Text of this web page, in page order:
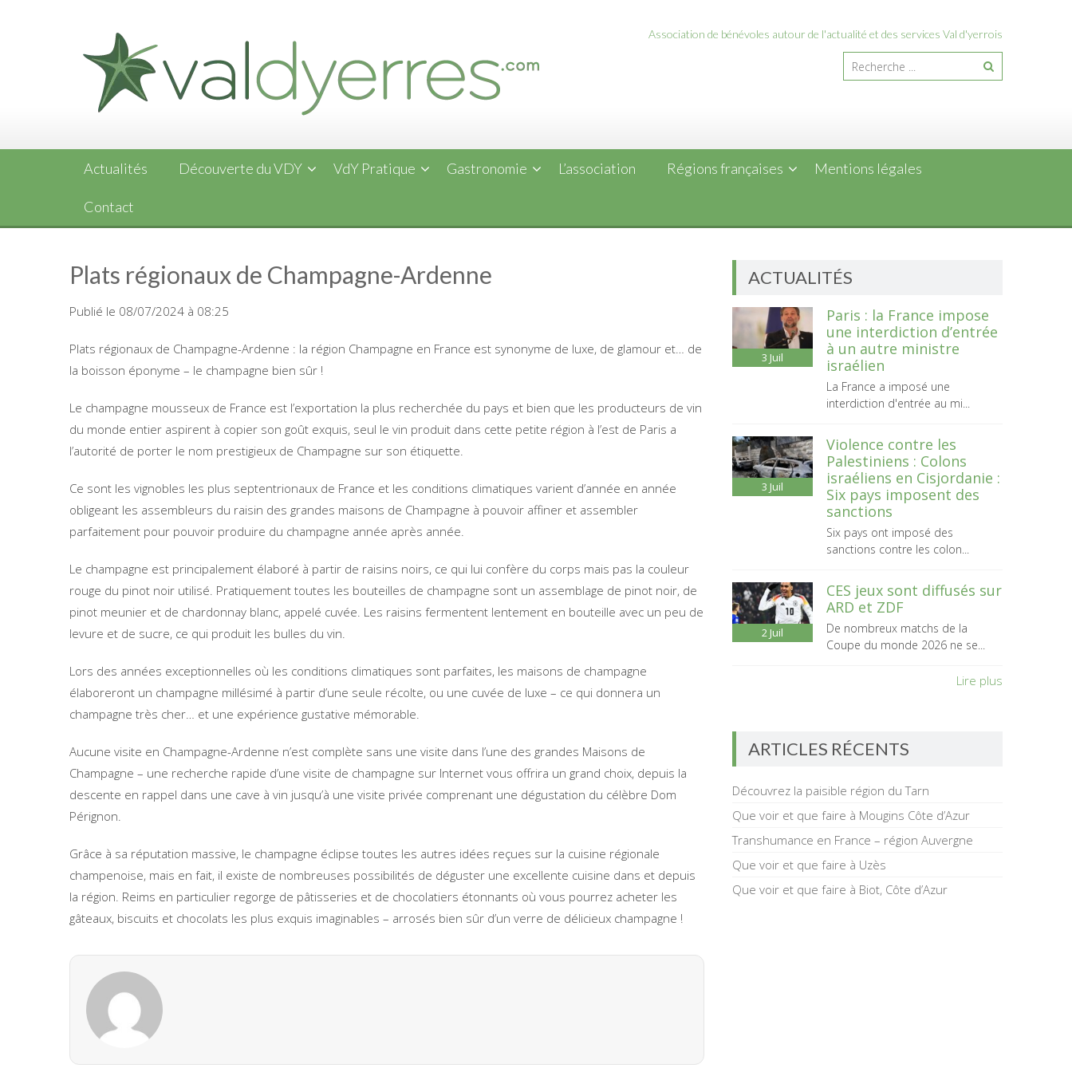
Association de bénévoles autour de l'actualité et des services Val d'yerrois
Actualités Découverte du VDY VdY Pratique Gastronomie L’association Régions françaises Mentions légales
Contact
Plats régionaux de Champagne-Ardenne
Publié le 08/07/2024 à 08:25
Plats régionaux de Champagne-Ardenne : la région Champagne en France est synonyme de luxe, de glamour et… de
la boisson éponyme – le champagne bien sûr !
Le champagne mousseux de France est l’exportation la plus recherchée du pays et bien que les producteurs de vin
du monde entier aspirent à copier son goût exquis, seul le vin produit dans cette petite région à l’est de Paris a
l’autorité de porter le nom prestigieux de Champagne sur son étiquette.
Ce sont les vignobles les plus septentrionaux de France et les conditions climatiques varient d’année en année
obligeant les assembleurs du raisin des grandes maisons de Champagne à pouvoir affiner et assembler
parfaitement pour pouvoir produire du champagne année après année.
Le champagne est principalement élaboré à partir de raisins noirs, ce qui lui confère du corps mais pas la couleur
rouge du pinot noir utilisé. Pratiquement toutes les bouteilles de champagne sont un assemblage de pinot noir, de
pinot meunier et de chardonnay blanc, appelé cuvée. Les raisins fermentent lentement en bouteille avec un peu de
levure et de sucre, ce qui produit les bulles du vin.
Lors des années exceptionnelles où les conditions climatiques sont parfaites, les maisons de champagne
élaboreront un champagne millésimé à partir d’une seule récolte, ou une cuvée de luxe – ce qui donnera un
champagne très cher… et une expérience gustative mémorable.
Aucune visite en Champagne-Ardenne n’est complète sans une visite dans l’une des grandes Maisons de
Champagne – une recherche rapide d’une visite de champagne sur Internet vous offrira un grand choix, depuis la
descente en rappel dans une cave à vin jusqu’à une visite privée comprenant une dégustation du célèbre Dom
Pérignon.
Grâce à sa réputation massive, le champagne éclipse toutes les autres idées reçues sur la cuisine régionale
champenoise, mais en fait, il existe de nombreuses possibilités de déguster une excellente cuisine dans et depuis
la région. Reims en particulier regorge de pâtisseries et de chocolatiers étonnants où vous pourrez acheter les
gâteaux, biscuits et chocolats les plus exquis imaginables – arrosés bien sûr d’un verre de délicieux champagne !
ACTUALITÉS
3 Juil
Paris : la France impose
une interdiction d’entrée
à un autre ministre
israélien
La France a imposé une
interdiction d'entrée au mi...
3 Juil
Violence contre les
Palestiniens : Colons
israéliens en Cisjordanie :
Six pays imposent des
sanctions
Six pays ont imposé des
sanctions contre les colon...
2 Juil
CES jeux sont diffusés sur
ARD et ZDF
De nombreux matchs de la
Coupe du monde 2026 ne se...
Lire plus
ARTICLES RÉCENTS
Découvrez la paisible région du Tarn
Que voir et que faire à Mougins Côte d’Azur
Transhumance en France – région Auvergne
Que voir et que faire à Uzès
Que voir et que faire à Biot, Côte d’Azur